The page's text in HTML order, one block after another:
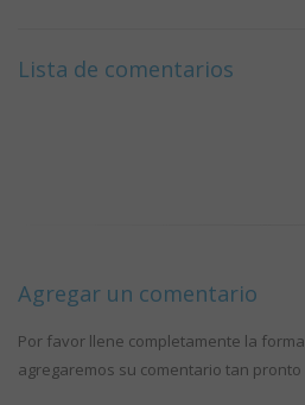
Lista de comentarios
Agregar un comentario
Por favor llene completamente la
agregaremos su comentario tan